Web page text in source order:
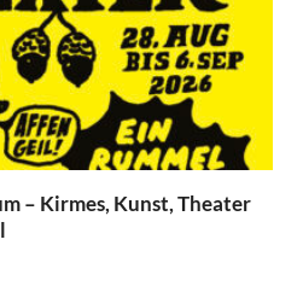
– Kirmes, Kunst, Theater